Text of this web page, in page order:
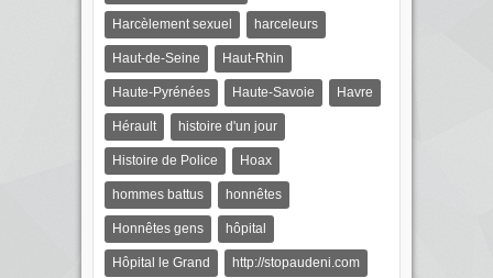
Harcèlement sexuel harceleurs
Haut-de-Seine Haut-Rhin
Haute-Pyrénées Haute-Savoie Havre
Hérault histoire d'un jour
Histoire de Police Hoax
hommes battus honnêtes
Honnêtes gens hôpital
Hôpital le Grand http://stopaudeni.com